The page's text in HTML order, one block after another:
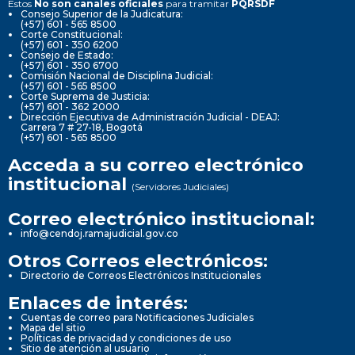
Estos No son canales oficiales para tramitar PQRSDF
Consejo Superior de la Judicatura:
(+57) 601 - 565 8500
Corte Constitucional:
(+57) 601 - 350 6200
Consejo de Estado:
(+57) 601 - 350 6700
Comisión Nacional de Disciplina Judicial:
(+57) 601 - 565 8500
Corte Suprema de Justicia:
(+57) 601 - 362 2000
Dirección Ejecutiva de Administración Judicial - DEAJ:
Carrera 7 # 27-18, Bogotá
(+57) 601 - 565 8500
Acceda a su correo electrónico
institucional (Servidores Judiciales)
Correo electrónico institucional:
info@cendoj.ramajudicial.gov.co
Otros Correos electrónicos:
Directorio de Correos Electrónicos Institucionales
Enlaces de interés:
Cuentas de correo para Notificaciones Judiciales
Mapa del sitio
Políticas de privacidad y condiciones de uso
Sitio de atención al usuario